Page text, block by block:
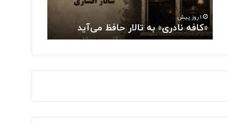
ر
ی
»
ت
ا
۱ روز پیش
«کافه نادری» به تالار حافظ می‌آید
و
ن